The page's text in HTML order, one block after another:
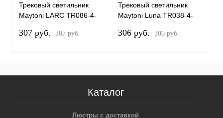
Трековый светильник
Maytoni LARC TR086-4-
307 pуб. 307 pуб.
Трековый светильник
Maytoni Luna TR038-4-
306 pуб. 306 pуб.
Каталог
Люстры с доставкой